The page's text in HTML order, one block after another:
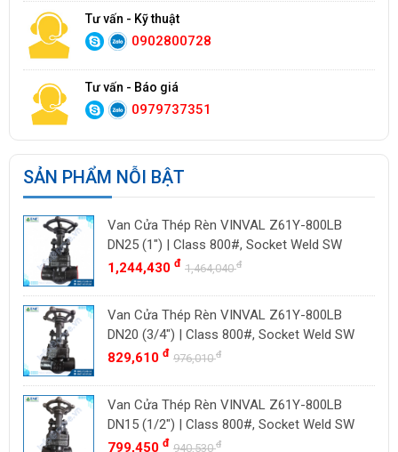
Tư vấn - Kỹ thuật
0902800728
Tư vấn - Báo giá
0979737351
SẢN PHẨM NỖI BẬT
Van Cửa Thép Rèn VINVAL Z61Y-800LB
DN25 (1") | Class 800#, Socket Weld SW
1,244,430 đ 1,464,040đ
Van Cửa Thép Rèn VINVAL Z61Y-800LB
DN20 (3/4") | Class 800#, Socket Weld SW
829,610 đ 976,010đ
Van Cửa Thép Rèn VINVAL Z61Y-800LB
DN15 (1/2") | Class 800#, Socket Weld SW
799,450 đ 940,530đ